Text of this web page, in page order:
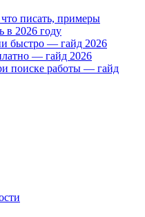
писать, примеры
в 2026 году
быстро — гайд 2026
— гайд 2026
поиске работы — гайд